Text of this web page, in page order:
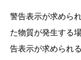
警告表示が求めら
た物質が発生する
告表示が求められ